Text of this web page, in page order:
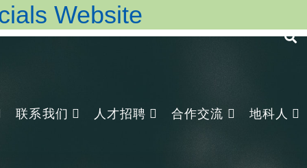
Website
联系我们 人才招聘 合作交流 地科人